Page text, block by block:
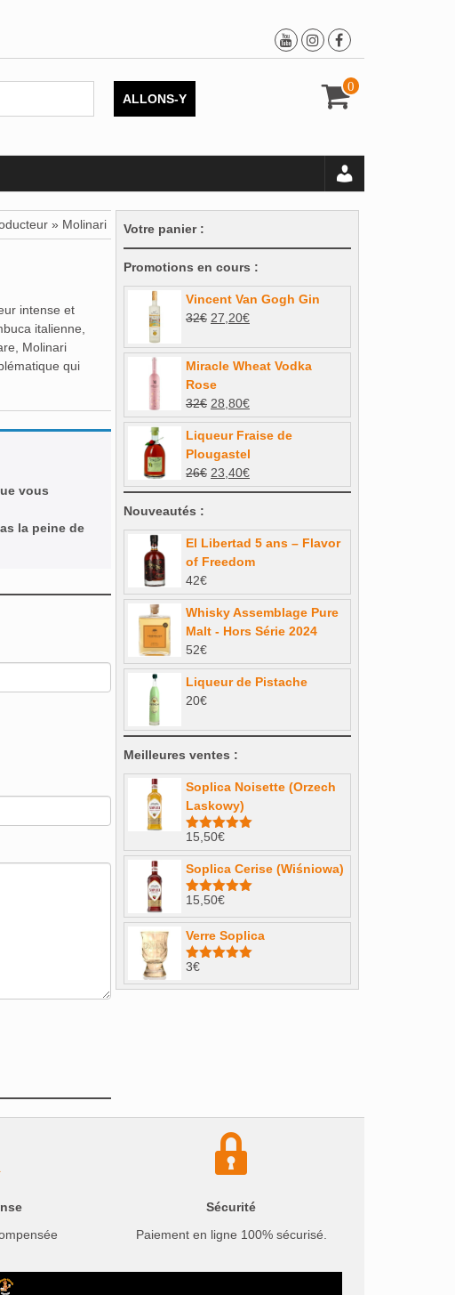
0
ALLONS-Y
» Molinari
intense et
italienne,
Molinari
qui
vous
la peine de
Votre panier :
Promotions en cours :
Vincent Van Gogh Gin
32€ Le
initial
était :
32€.
27,20€Le
actuel
est :
Miracle Wheat Vodka
Rose
32€ Le
prix
initial
était :
32€.
28,80€Le
prix
actuel
est :
28,80€.
Liqueur Fraise de
Plougastel
26€ Le
prix
était :
26€.
23,40€Le
prix
est :
23,40€.
Nouveautés :
El Libertad 5 ans – Flavor
of Freedom
42€
Whisky Assemblage Pure
Malt - Hors Série 2024
52€
Liqueur de Pistache
20€
Meilleures ventes :
Soplica Noisette (Orzech
Laskowy)
Note4.98
sur 5
15,50€
Soplica Cerise (Wiśniowa)
Note5.00
sur 5
15,50€
Verre Soplica
Note
sur 5
3€
Sécurité
Paiement en ligne 100% sécurisé.